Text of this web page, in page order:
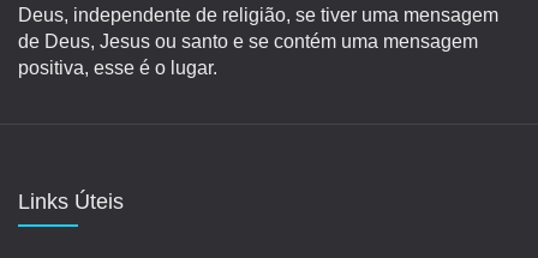
Deus, independente de religião, se tiver uma mensagem
de Deus, Jesus ou santo e se contém uma mensagem
positiva, esse é o lugar.
Links Úteis